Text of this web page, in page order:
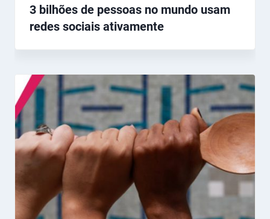
3 bilhões de pessoas no mundo usam
redes sociais ativamente